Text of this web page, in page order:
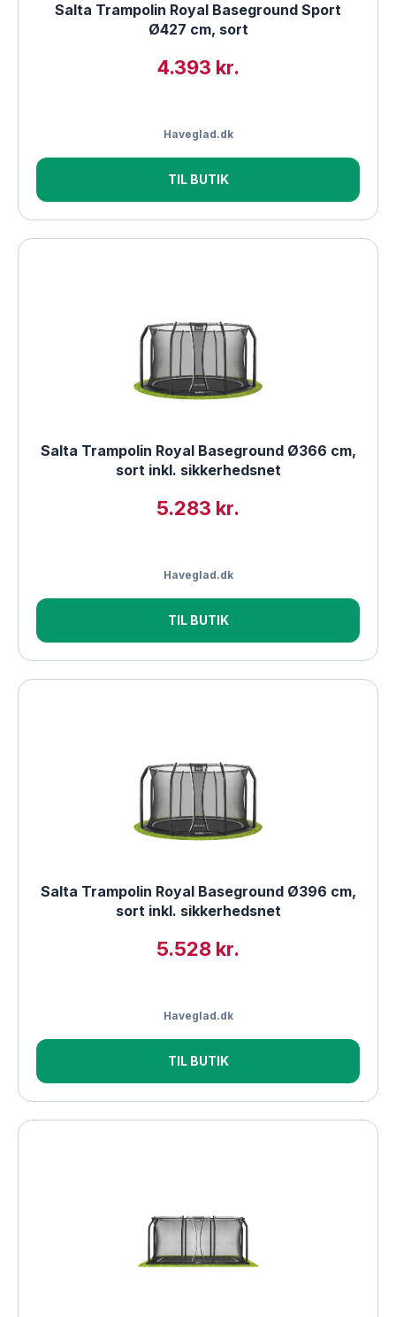
Salta Trampolin Royal Baseground Sport
Ø427 cm, sort
4.393 kr.
Haveglad.dk
TIL BUTIK
Salta Trampolin Royal Baseground Ø366 cm,
sort inkl. sikkerhedsnet
5.283 kr.
Haveglad.dk
TIL BUTIK
Salta Trampolin Royal Baseground Ø396 cm,
sort inkl. sikkerhedsnet
5.528 kr.
Haveglad.dk
TIL BUTIK